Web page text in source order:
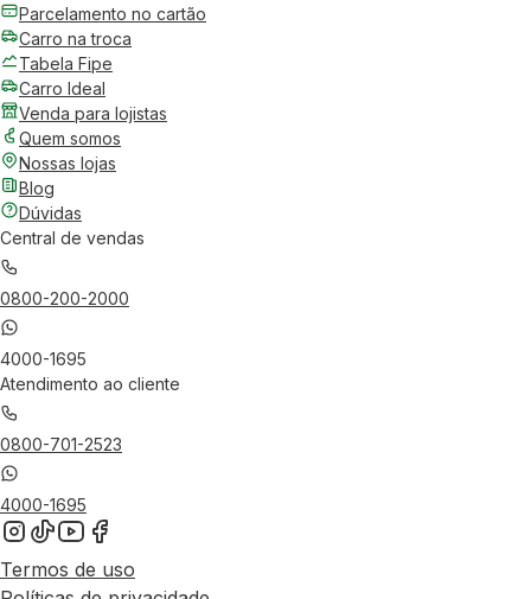
Parcelamento no cartão
Carro na troca
Tabela Fipe
Carro Ideal
Venda para lojistas
Quem somos
Nossas lojas
Blog
Dúvidas
Central de vendas
0800-200-2000
4000-1695
Atendimento ao cliente
0800-701-2523
4000-1695
Termos de uso